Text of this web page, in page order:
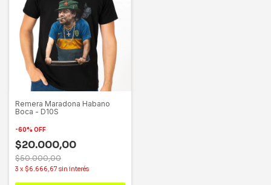
Remera Maradona Habano
Boca - D10S
-60% OFF
$20.000,00
$50.000,00
3 x $6.666,67 sin interés